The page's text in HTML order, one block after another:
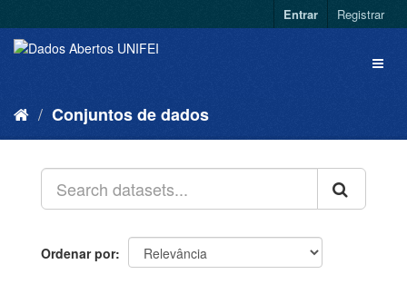
Entrar Registrar
Conjuntos de dados
Ordenar por